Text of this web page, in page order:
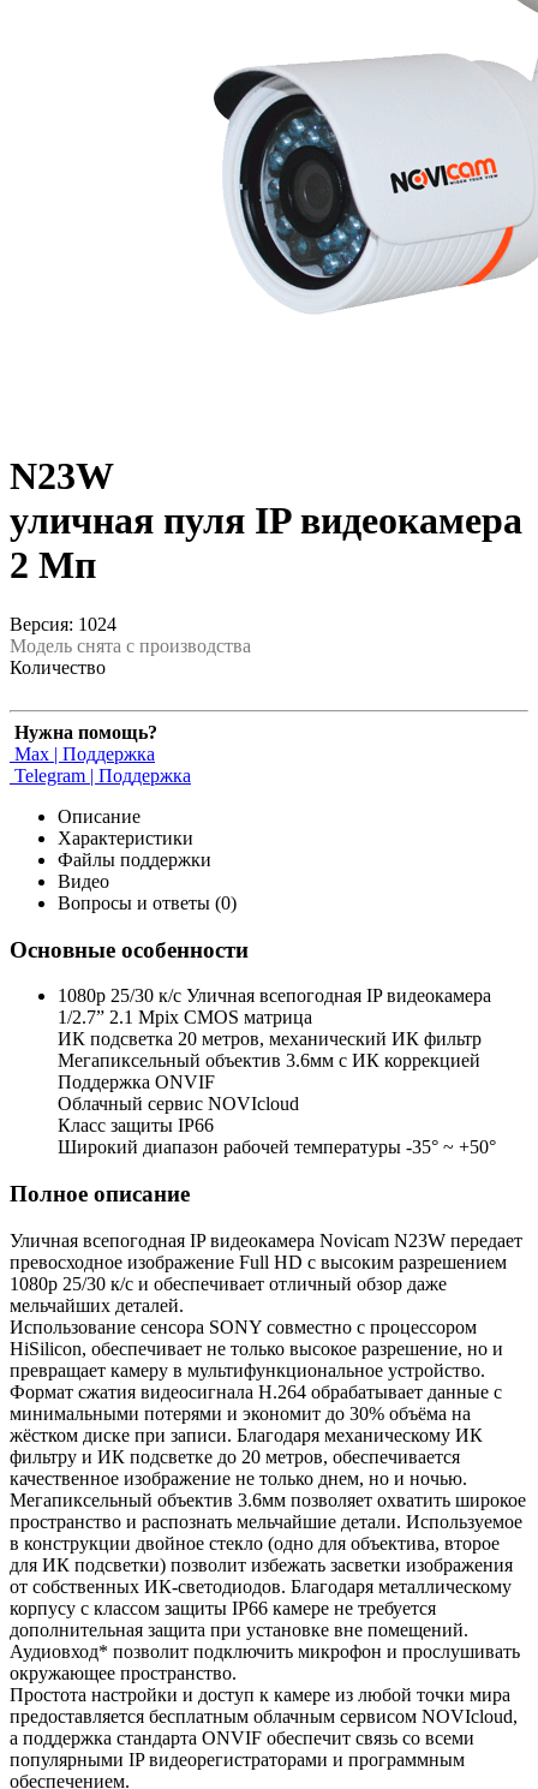
N23W
уличная пуля IP видеокамера
2 Мп
Версия: 1024
Модель снята с производства
Количество
Нужна помощь?
Max | Поддержка
Telegram | Поддержка
Описание
Характеристики
Файлы поддержки
Видео
Вопросы и ответы (0)
Основные особенности
1080p 25/30 к/с Уличная всепогодная IP видеокамера
1/2.7” 2.1 Mpix CMOS матрица
ИК подсветка 20 метров, механический ИК фильтр
Мегапиксельный объектив 3.6мм c ИК коррекцией
Поддержка ONVIF
Облачный сервис NOVIcloud
Класс защиты IP66
Широкий диапазон рабочей температуры -35° ~ +50°
Полное описание
Уличная всепогодная IP видеокамера Novicam N23W передает
превосходное изображение Full HD с высоким разрешением
1080p 25/30 к/с и обеспечивает отличный обзор даже
мельчайших деталей.
Использование сенсора SONY совместно с процессором
HiSilicon, обеспечивает не только высокое разрешение, но и
превращает камеру в мультифункциональное устройство.
Формат сжатия видеосигнала H.264 обрабатывает данные с
минимальными потерями и экономит до 30% объёма на
жёстком диске при записи. Благодаря механическому ИК
фильтру и ИК подсветке до 20 метров, обеспечивается
качественное изображение не только днем, но и ночью.
Мегапиксельный объектив 3.6мм позволяет охватить широкое
пространство и распознать мельчайшие детали. Используемое
в конструкции двойное стекло (одно для объектива, второе
для ИК подсветки) позволит избежать засветки изображения
от собственных ИК-светодиодов. Благодаря металлическому
корпусу с классом защиты IP66 камере не требуется
дополнительная защита при установке вне помещений.
Аудиовход* позволит подключить микрофон и прослушивать
окружающее пространство.
Простота настройки и доступ к камере из любой точки мира
предоставляется бесплатным облачным сервисом NOVIcloud,
а поддержка стандарта ONVIF обеспечит связь со всеми
популярными IP видеорегистраторами и программным
обеспечением.